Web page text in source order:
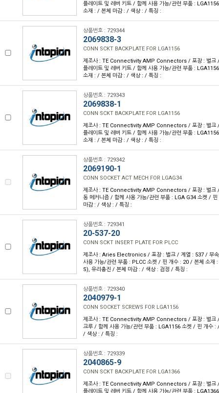
플레이트 및 레버 키트 / 함께 사용 가능/관련 부품 :
소재 : / 본체 마감 : / 색상 : / 특징 :
상품번호 : 729344
2069838-3
CONN SCKT BACKPLATE FOR LGA1156
제조사 : TE Connectivity AMP Connectors / 포장 : 벌크
플레이트 및 레버 키트 / 함께 사용 가능/관련 부품 :
소재 : / 본체 마감 : / 색상 : / 특징 :
상품번호 : 729343
2069838-1
CONN SCKT BACKPLATE FOR LGA1156
제조사 : TE Connectivity AMP Connectors / 포장 : 벌크
플레이트 및 레버 키트 / 함께 사용 가능/관련 부품 :
소재 : / 본체 마감 : / 색상 : / 특징 :
상품번호 : 729342
2069190-1
CONN SOCKET ACT MECH FOR LGAG34
제조사 : TE Connectivity AMP Connectors / 포장 : 벌크
동 메커니즘 / 함께 사용 가능/관련 부품 : LGA G34 소켓 /
마감 : / 색상 : / 특징 :
상품번호 : 729341
20-537-20
CONN SCKT INSERT PLATE FOR PLCC
제조사 : Aries Electronics / 포장 : 벌크 / 계열 : 537 / 부속
사용 가능/관련 부품 : PLCC 소켓 / 핀 개수 : 20 / 본체 소재
S), 유리충진 / 본체 마감 : / 색상 : 검정 / 특징 :
상품번호 : 729340
2040979-1
CONN SOCKET SCREWS FOR LGA1156
제조사 : TE Connectivity AMP Connectors / 포장 : 벌크
크루 / 함께 사용 가능/관련 부품 : LGA1156 소켓 / 핀 개수 :
/ 색상 : / 특징 :
상품번호 : 729339
2040865-9
CONN SCKT BACKPLATE FOR LGA1366
제조사 : TE Connectivity AMP Connectors / 포장 : 벌크
플레이트 및 레버 키트 / 함께 사용 가능/관련 부품 :